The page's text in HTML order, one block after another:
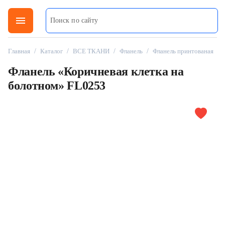
menu
Главная / Каталог / ВСЕ ТКАНИ / Фланель / Фланель принтованая
Фланель «Коричневая клетка на
болотном» FL0253